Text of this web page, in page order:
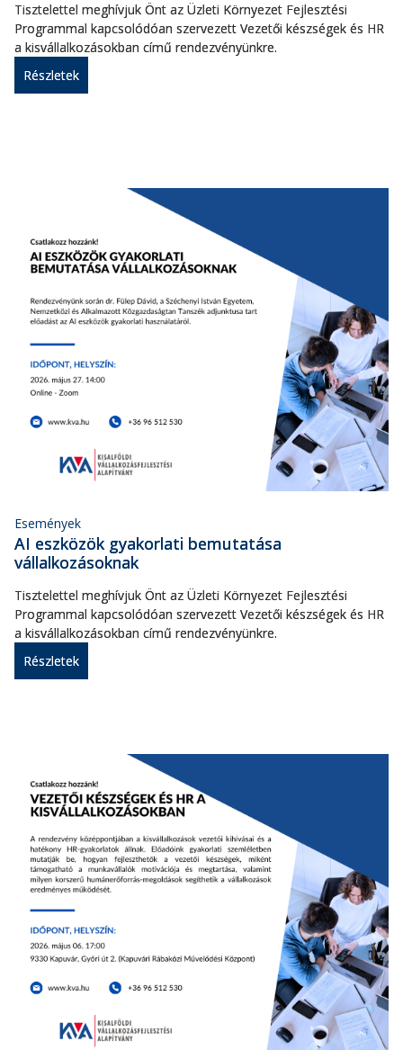
Tisztelettel meghívjuk Önt az Üzleti Környezet Fejlesztési
Programmal kapcsolódóan szervezett Vezetői készségek és HR
a kisvállalkozásokban című rendezvényünkre.
Részletek
Események
AI eszközök gyakorlati bemutatása
vállalkozásoknak
Tisztelettel meghívjuk Önt az Üzleti Környezet Fejlesztési
Programmal kapcsolódóan szervezett Vezetői készségek és HR
a kisvállalkozásokban című rendezvényünkre.
Részletek